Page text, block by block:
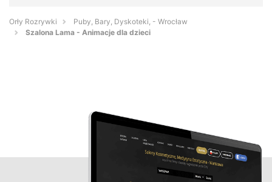
Orły Rozrywki
Puby, Bary, Dyskoteki, - Wrocław
Szalona Lama - Animacje dla dzieci